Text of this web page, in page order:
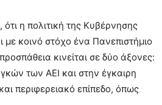
η πολιτική της Κυβέρνησης
με κοινό στόχο ένα Πανεπιστήμιο
κινείται σε δύο άξονες:
των ΑΕΙ και στην έγκαιρη
περιφερειακό επίπεδο, όπως